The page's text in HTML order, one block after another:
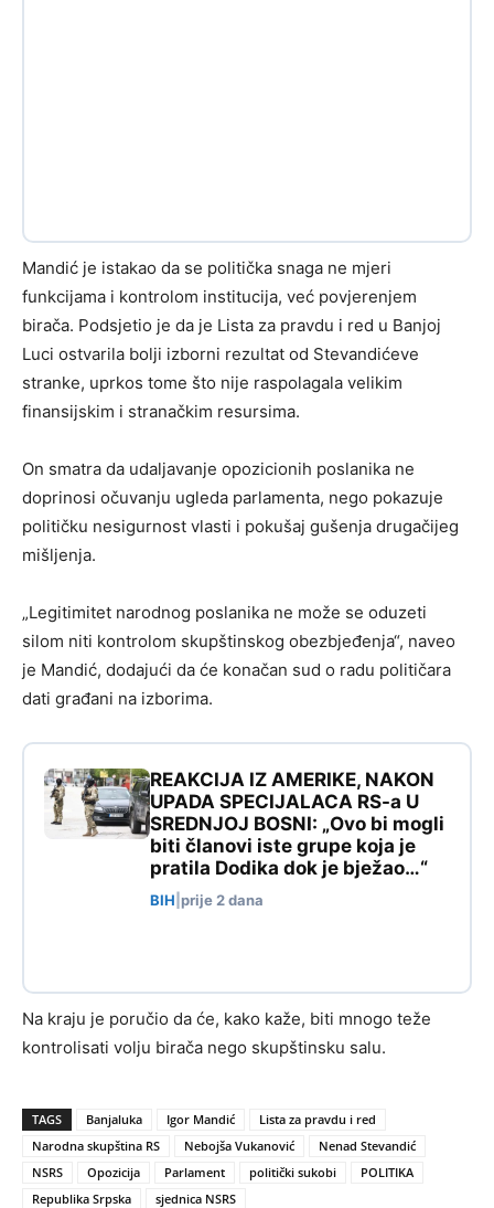
Mandić je istakao da se politička snaga ne mjeri
funkcijama i kontrolom institucija, već povjerenjem
birača. Podsjetio je da je Lista za pravdu i red u Banjoj
Luci ostvarila bolji izborni rezultat od Stevandićeve
stranke, uprkos tome što nije raspolagala velikim
finansijskim i stranačkim resursima.
On smatra da udaljavanje opozicionih poslanika ne
doprinosi očuvanju ugleda parlamenta, nego pokazuje
političku nesigurnost vlasti i pokušaj gušenja drugačijeg
mišljenja.
„Legitimitet narodnog poslanika ne može se oduzeti
silom niti kontrolom skupštinskog obezbjeđenja“, naveo
je Mandić, dodajući da će konačan sud o radu političara
dati građani na izborima.
REAKCIJA IZ AMERIKE, NAKON
UPADA SPECIJALACA RS-a U
SREDNJOJ BOSNI: „Ovo bi mogli
biti članovi iste grupe koja je
pratila Dodika dok je bježao…“
BIH prije 2 dana
Na kraju je poručio da će, kako kaže, biti mnogo teže
kontrolisati volju birača nego skupštinsku salu.
TAGS Banjaluka Igor Mandić
Lista za pravdu i red
Narodna skupština RS
Nebojša Vukanović
Nenad Stevandić
NSRS
Opozicija Parlament politički sukobi
POLITIKA
Republika Srpska
sjednica NSRS